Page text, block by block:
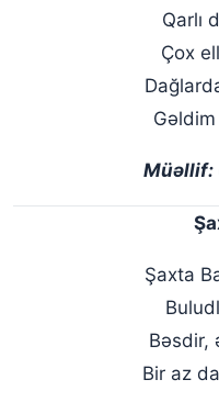
Qarlı
Çox
Müəllif:
Şaxta
Bəsdir,
Bir az